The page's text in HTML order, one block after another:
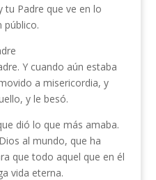
tu Padre que ve en lo
público.
Y cuando aún estaba
a misericordia, y
y le besó.
dió lo que más amaba.
al mundo, que ha
que todo aquel que en él
vida eterna.